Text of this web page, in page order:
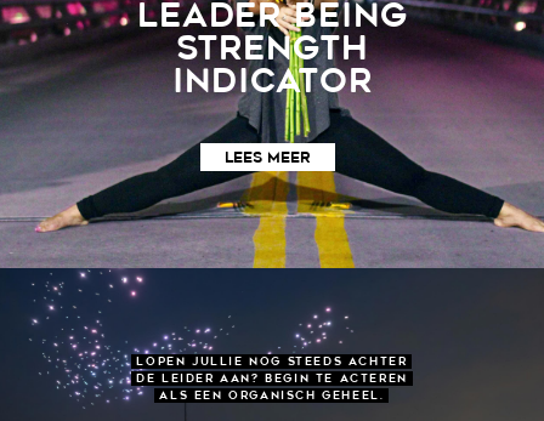
LEADER BEING
STRENGTH
INDICATOR
LEES MEER
LOPEN JULLIE NOG STEEDS ACHTER
DE LEIDER AAN? BEGIN TE ACTEREN
ALS EEN ORGANISCH GEHEEL.